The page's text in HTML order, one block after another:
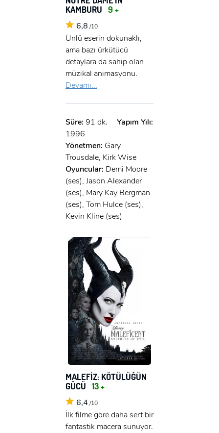
KAMBURU 9 +
6,8 /10
Ünlü eserin dokunaklı,
ama bazı ürkütücü
detaylara da sahip olan
müzikal animasyonu.
Devamı...
Süre: 91 dk.
Yapım Yılı:
1996
Yönetmen: Gary
Trousdale, Kirk Wise
Oyuncular: Demi Moore
(ses), Jason Alexander
(ses), Mary Kay Bergman
(ses), Tom Hulce (ses),
Kevin Kline (ses)
MALEFİZ: KÖTÜLÜĞÜN
GÜCÜ 13 +
6,4 /10
İlk filme göre daha sert bir
fantastik macera sunuyor.